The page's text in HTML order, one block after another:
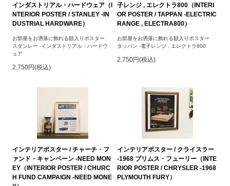
インダストリアル・ハードウェア（I
NTERIOR POSTER / STANLEY -IN
DUSTRIAL HARDWARE）
お部屋をお洒落に飾れる額入りポスター
スタンレー -インダストリアル・ハードウ
ェア
2,750円(税込)
子レンジ , エレクトラ800（INTERI
OR POSTER / TAPPAN -ELECTRIC
RANGE , ELECTRA800）
お部屋をお洒落に飾れる額入りポスター
タッパン -電子レンジ , エレクトラ800
2,750円(税込)
インテリアポスター / チャーチ・フ
ァンド・キャンペーン -NEED MON
EY（INTERIOR POSTER / CHURC
H FUND CAMPAIGN -NEED MONE
インテリアポスター / クライスラー
-1968 プリムス・フューリー（INTE
RIOR POSTER / CHRYSLER -1968
PLYMOUTH FURY）